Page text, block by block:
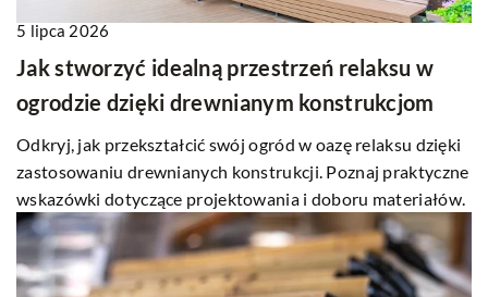
5 lipca 2026
Jak stworzyć idealną przestrzeń relaksu w
ogrodzie dzięki drewnianym konstrukcjom
Odkryj, jak przekształcić swój ogród w oazę relaksu dzięki
zastosowaniu drewnianych konstrukcji. Poznaj praktyczne
wskazówki dotyczące projektowania i doboru materiałów.